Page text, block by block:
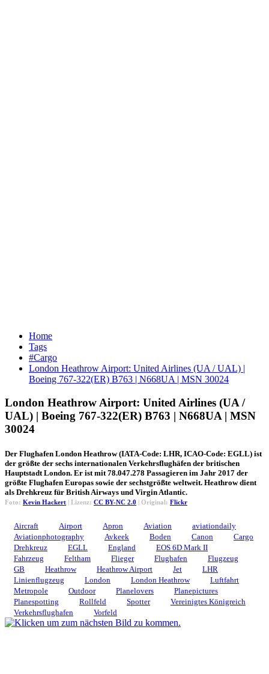
Home
Tags
#Cargo
London Heathrow Airport: United Airlines (UA / UAL) |
Boeing 767-322(ER) B763 | N668UA | MSN 30024
London Heathrow Airport: United Airlines (UA /
UAL) | Boeing 767-322(ER) B763 | N668UA | MSN
30024
Der Flughafen London Heathrow (IATA-Code: LHR, ICAO-Code: EGLL) ist
der größte der sechs internationalen Verkehrsflughäfen der britischen
Hauptstadt London. Er ist mit 78.047.278 Passagieren im Jahr 2017 der
größte Flughafen Europas sowie der sechstgrößte weltweit. Heathrow dient
als Drehkreuz für British Airways und Virgin Atlantic.
Foto: Kevin Hackert | Lizenz: CC BY-NC 2.0 | Original: Flickr
Aircraft Airport Apron Aviation
aviationdaily
Aviationphotography
Avkeek Boden Canon
Cargo
Drehkreuz
EGLL England
EOS 6D Mark II
Fahrzeug
Feltham Flieger Flughafen
Flugzeug
GB
Heathrow Heathrow Airport Jet
LHR
Linienflugzeug
London London Heathrow
Luftfahrt
Metropole
Outdoor Planelovers
Planepictures
Planespotting
Rollfeld Spotter
Vereinigtes Königreich
Verkehrsflughafen
Vorfeld